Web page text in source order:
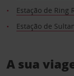
Estação de Ring
Estação de
A sua